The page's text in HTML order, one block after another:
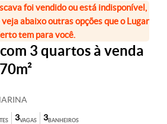
foi vendido ou está indisponível,
veja abaixo outras opções que o Lugar
tem para você.
3 quartos à venda
VAGAS
3 BANHEIROS
3